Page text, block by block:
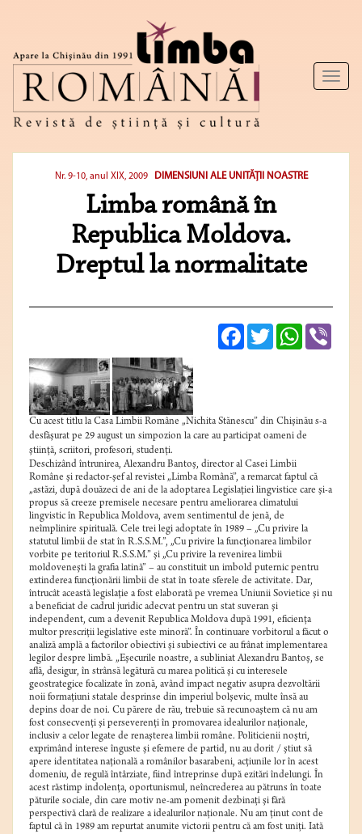
Toggle
Nr. 9-10, anul XIX, 2009 DIMENSIUNI ALE UNITĂŢII NOASTRE
Limba română în
Republica Moldova.
Dreptul la normalitate
FacebookTwitterWhatsApp
Cu acest titlu la Casa Limbii Române „Nichita Stănescu” din Chişinău s-a
desfăşurat pe 29 august un simpozion la care au participat oameni de
ştiinţă, scriitori, profesori, studenţi.
Deschizând întrunirea, Alexandru Bantoş, director al Casei Limbii
Române şi redactor-şef al revistei „Limba Română”, a remarcat faptul că
„astăzi, după douăzeci de ani de la adoptarea Legislaţiei lingvistice care şi-a
propus să creeze premisele necesare pentru ameliorarea climatului
lingvistic în Republica Moldova, avem sentimentul de jenă, de
neîmplinire spirituală. Cele trei legi adoptate în 1989 – „Cu privire la
statutul limbii de stat în R.S.S.M.”, „Cu privire la funcţionarea limbilor
vorbite pe teritoriul R.S.S.M.” şi „Cu privire la revenirea limbii
moldoveneşti la grafia latină” – au constituit un imbold puternic pentru
extinderea funcţionării limbii de stat în toate sferele de activitate. Dar,
întrucât această legislaţie a fost elaborată pe vremea Uniunii Sovietice şi nu
a beneficiat de cadrul juridic adecvat pentru un stat suveran şi
independent, cum a devenit Republica Moldova după 1991, eficienţa
multor prescriţii legislative este minoră”. În continuare vorbitorul a făcut o
analiză amplă a factorilor obiectivi şi subiectivi ce au frânat implementarea
legilor despre limbă. „Eşecurile noastre, a subliniat Alexandru Bantoş, se
află, desigur, în strânsă legătură cu marea politică şi cu interesele
geostrategice focalizate în zonă, având impact negativ asupra dezvoltării
noii formaţiuni statale desprinse din imperiul bolşevic, multe însă au
depins doar de noi. Cu părere de rău, trebuie să recunoaştem că nu am
fost consecvenţi şi perseverenţi în promovarea idealurilor naţionale,
inclusiv a celor legate de renaşterea limbii române. Politicienii noştri,
exprimând interese înguste şi efemere de partid, nu au dorit / ştiut să
apere identitatea naţională a românilor basarabeni, acţiunile lor în acest
domeniu, de regulă întârziate, fiind întreprinse după ezitări îndelungi. În
acest răstimp indolenţa, oportunismul, neîncrederea au pătruns în toate
păturile sociale, din care motiv ne-am pomenit dezbinaţi şi fără
perspectivă clară de realizare a idealurilor naţionale. Nu am ţinut cont de
faptul că în 1989 am repurtat anumite victorii pentru că am fost uniţi. Iată